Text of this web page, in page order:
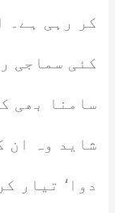
کر رہی ہے۔
کئی سماجی
سامنا بھی
شاید وہ ان
دوا‘ تیار